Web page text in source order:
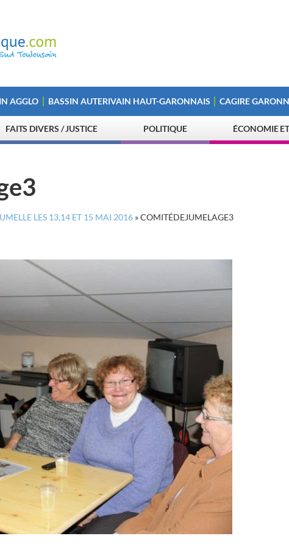
AGGLO BASSIN AUTERIVAIN HAUT-GARONNAIS CAGIRE
FAITS DIVERS / JUSTICE POLITIQUE ÉCONOMIE
LES 13,14 ET 15 MAI 2016 »COMITÉDEJUMELAGE3